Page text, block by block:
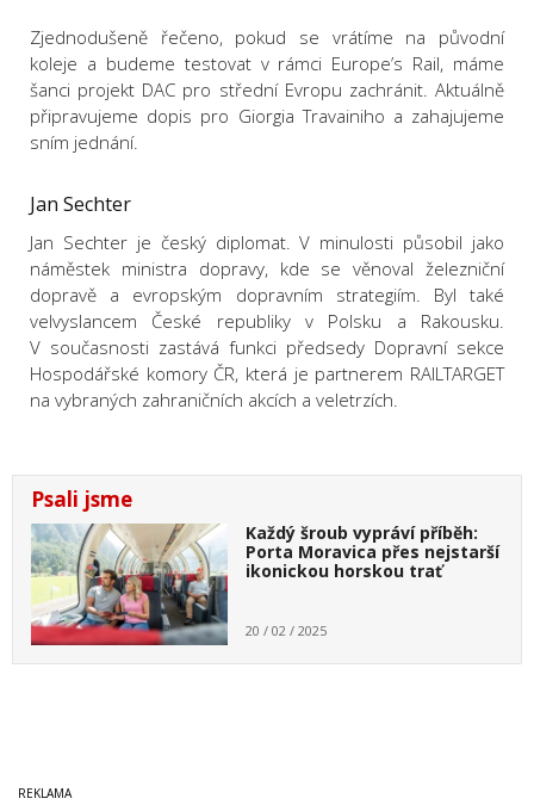
Zjednodušeně řečeno, pokud se vrátíme na původní
koleje a budeme testovat v rámci Europe’s Rail, máme
šanci projekt DAC pro střední Evropu zachránit. Aktuálně
připravujeme dopis pro Giorgia Travainiho a zahajujeme
sním jednání.
Jan Sechter
Jan Sechter je český diplomat. V minulosti působil jako
náměstek ministra dopravy, kde se věnoval železniční
dopravě a evropským dopravním strategiím. Byl také
velvyslancem České republiky v Polsku a Rakousku.
V současnosti zastává funkci předsedy Dopravní sekce
Hospodářské komory ČR, která je partnerem RAILTARGET
na vybraných zahraničních akcích a veletrzích.
Psali jsme
Každý šroub vypráví příběh:
Porta Moravica přes nejstarší
ikonickou horskou trať
20 / 02 / 2025